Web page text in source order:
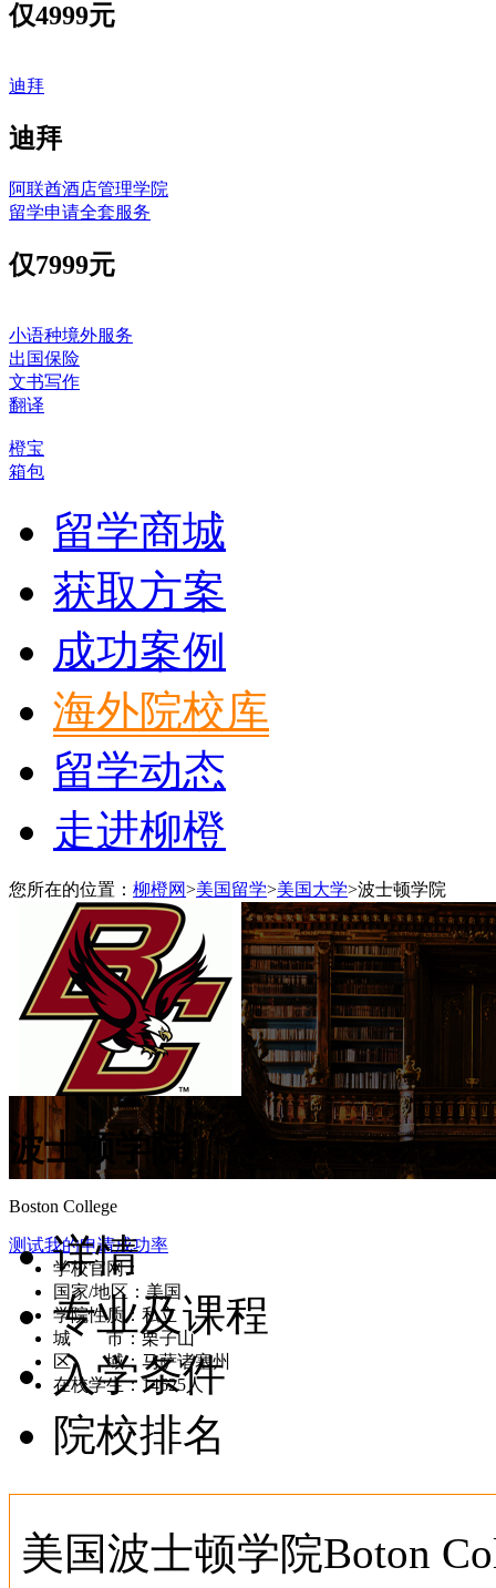
仅4999元
迪拜
迪拜
阿联酋酒店管理学院
留学申请全套服务
仅7999元
小语种境外服务
出国保险
文书写作
翻译
橙宝
箱包
留学商城
获取方案
成功案例
海外院校库
留学动态
走进柳橙
您所在的位置： 柳橙网>美国留学>美国大学>波士顿学院
波士顿学院
Boston College
测试我的申请成功率
学校官网：
国家/地区：美国
学院性质：私立
城 市：栗子山
区 域：马萨诸塞州
在校学生：14625人
详情
专业及课程
入学条件
院校排名
美国波士顿学院Boton